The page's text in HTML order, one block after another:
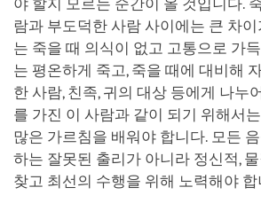
야 할지 모르는 순간이 올 것입니다.
람과 부도덕한 사람 사이에는 큰 차
는 죽을 때 의식이 없고 고통으로 가
는 평온하게 죽고, 죽을 때에 대비해
한 사람, 친족, 귀의 대상 등에게 나누
를 가진 이 사람과 같이 되기 위해서
많은 가르침을 배워야 합니다. 모든
하는 잘못된 출리가 아니라 정신적,
찾고 최선의 수행을 위해 노력해야 합